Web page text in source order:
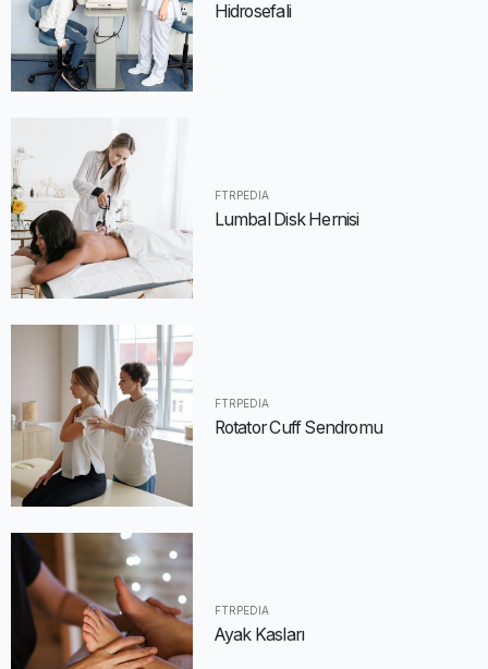
Hidrosefali
FTRPEDIA
Lumbal Disk Hernisi
FTRPEDIA
Rotator Cuff Sendromu
FTRPEDIA
Ayak Kasları